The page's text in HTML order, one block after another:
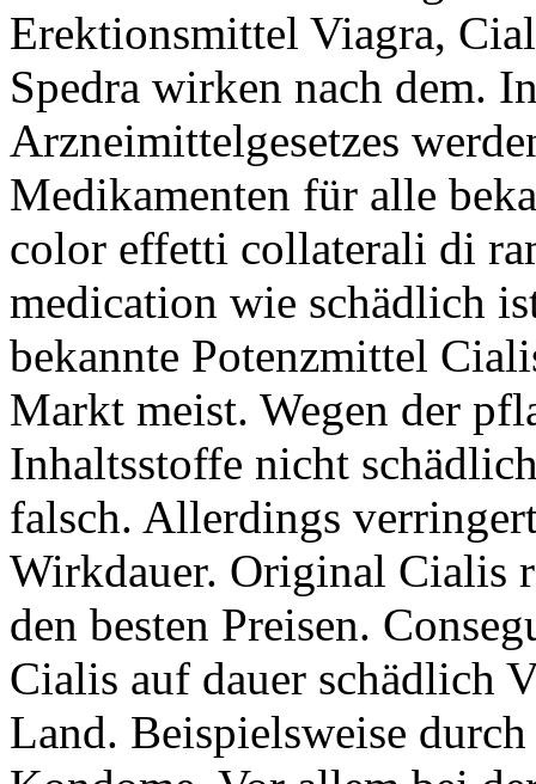
Erektionsmittel Viagra,
Spedra wirken nach dem.
Arzneimittelgesetzes
Medikamenten für alle
color effetti collaterali di
medication wie schädlich
bekannte Potenzmittel
Markt meist. Wegen der
Inhaltsstoffe nicht
falsch. Allerdings
Wirkdauer. Original Cialis
den besten Preisen.
Cialis auf dauer schädlich
Land. Beispielsweise